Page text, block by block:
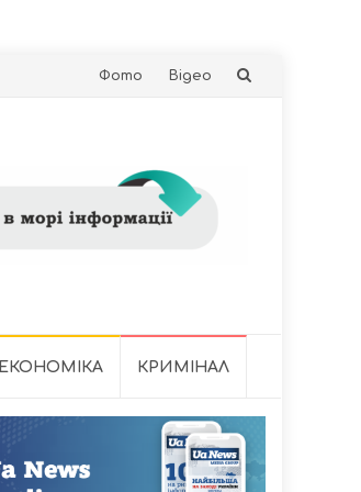
Skip
Фото Відео
ЕКОНОМІКА КРИМІНАЛ